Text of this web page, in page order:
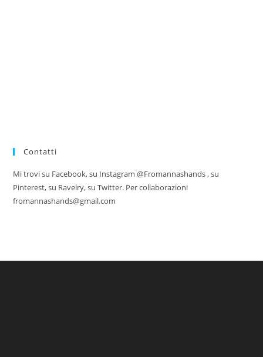
Contatti
Mi trovi su Facebook, su Instagram @Fromannashands , su
Pinterest, su Ravelry, su Twitter. Per collaborazioni
fromannashands@gmail.com